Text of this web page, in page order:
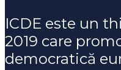
ICDE este un
2019 care
democratică